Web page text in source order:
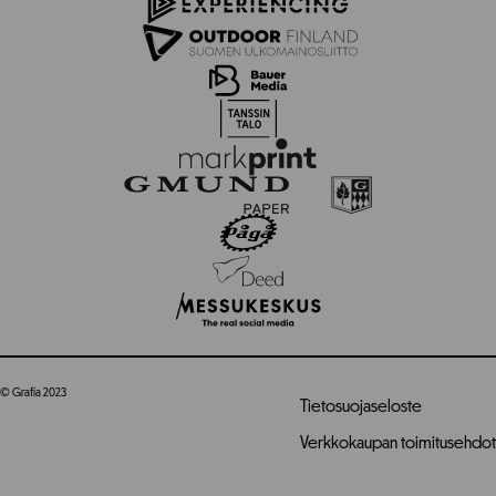
© Grafia 2023
Tietosuojaseloste
Verkkokaupan toimitusehdot